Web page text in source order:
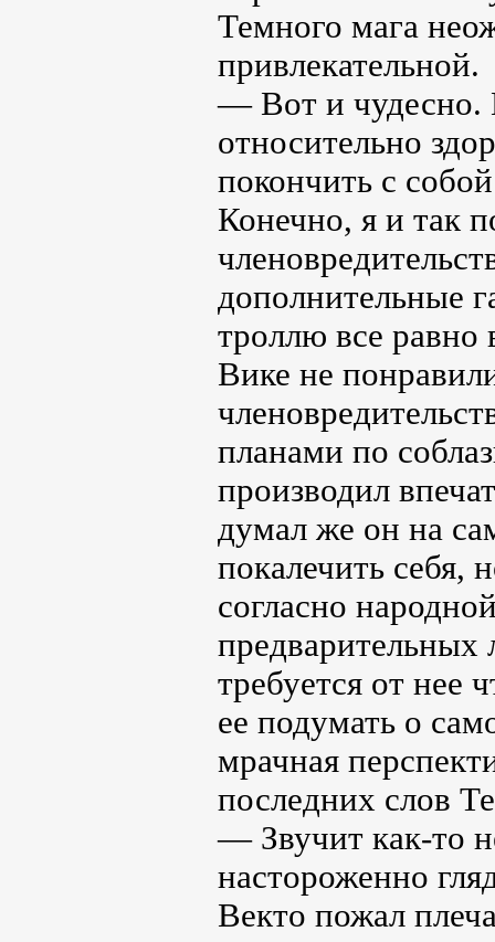
Темного мага
привлекательной.
— Вот и чудесно.
относительно
покончить с
Конечно, я и так
дополнительные
троллю все равно
Вике не
планами по
производил
думал же он на
покалечить себя,
согласно
предварительных
требуется от нее
ее подумать о
мрачная
последних слов
— Звучит как-то
настороженно
Векто пожал